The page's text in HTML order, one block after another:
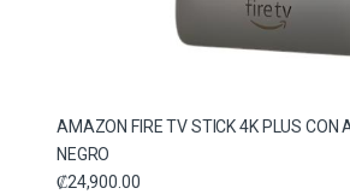
AMAZON FIRE TV STICK 4K PLUS CON
NEGRO
₡24,900.00